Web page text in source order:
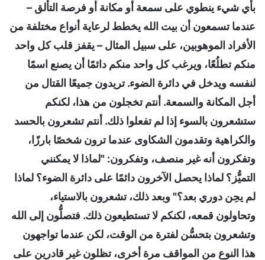
بأي شيء ينطوي على سمعة أو مكانة أو فرصة التألق –
عندما تسمعون أن بيت الله يخطط لرعاية أنواع مختلفة من
الأفراد الموهوبين، على سبيل المثال – يقفز قلب كل واحد
منكم تطلُعًا، ويرغب كل واحد منكم دائمًا أن يصنع اسمًا
لنفسه ويدخل في دائرة الضوء. تريدون جميعًا القتال من
أجل المكانة والسمعة. أنتم تخجلون من هذا، لكنكم
ستشعرون بالسوء إذا لم تفعلوا ذلك. أنتم تشعرون بالحسد
والكراهية وتقدمون الشكاوى عندما ترون شخصًا بارزًا،
وتفكرون أنه غير منصف، وتفكرون: "لماذا لا يمكنني
التميُّز؟ لماذا يحصل الآخرون دائمًا على دائرة الضوء؟ لماذا
لم يحِن دوري بعد؟" وبعد ذلك، تشعرون بالاستياء،
وتحاولون قمعه، لكنكم لا تستطيعون ذلك. فتصلُّون إلى الله
وتشعرون بتحسُّن لفترة من الوقت، لكن عندما تواجهون
هذا النوع من المواقف مرة أخرى، تظلون غير قادرين على